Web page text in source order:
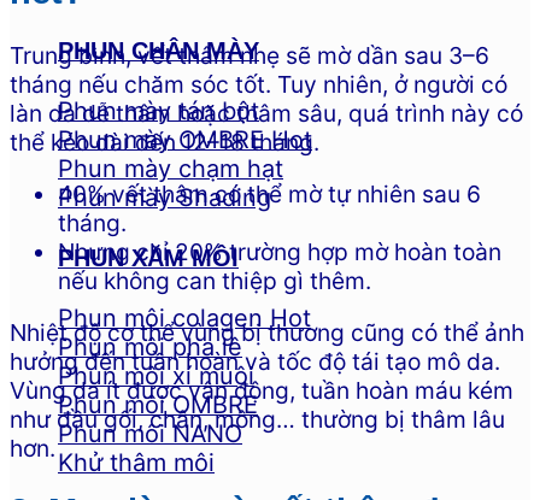
PHUN CHÂN MÀY
Phun mày tán bột
Phun mày OMBRE
Phun mày chạm hạt
Phun mày Shading
PHUN XĂM MÔI
Phun môi colagen
Phun môi pha lê
Phun môi xí muội
Phun môi OMBRE
Phun môi NANO
Khử thâm môi
Trung bình, vết thâm nhẹ sẽ mờ dần sau 3–6
tháng nếu chăm sóc tốt. Tuy nhiên, ở người có
làn da dễ thâm hoặc thâm sâu, quá trình này có
thể kéo dài đến 12–18 tháng.
40% vết thâm có thể mờ tự nhiên sau 6
tháng.
Nhưng chỉ 20% trường hợp mờ hoàn toàn
nếu không can thiệp gì thêm.
Nhiệt độ cơ thể vùng bị thương cũng có thể ảnh
hưởng đến tuần hoàn và tốc độ tái tạo mô da.
Vùng da ít được vận động, tuần hoàn máu kém
như đầu gối, chân, mông… thường bị thâm lâu
hơn.